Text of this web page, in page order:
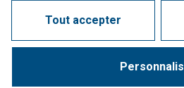
Politique de confidentialité
Avis juridiqueCanal de
1963 - 2026 © Tous
Tout accepter